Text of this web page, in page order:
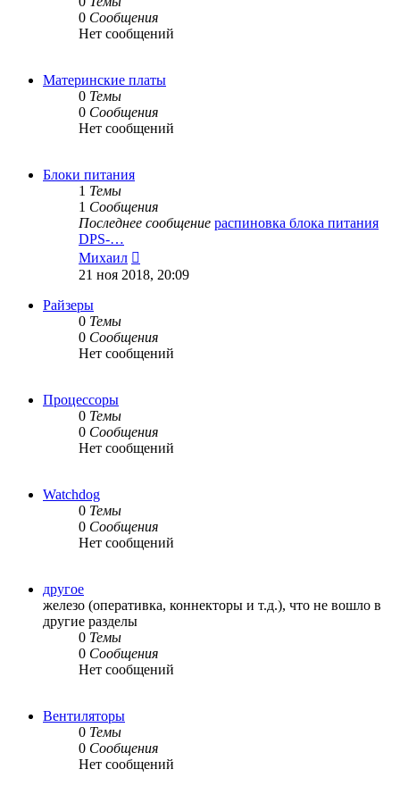
0 Сообщения
Нет сообщений
Материнские платы
0 Темы
0 Сообщения
Нет сообщений
Блоки питания
1 Темы
1 Сообщения
Последнее сообщение распиновка блока питания
DPS-…
Михаил
к
21 ноя 2018, 20:09
Райзеры
0 Темы
0 Сообщения
Нет сообщений
Процессоры
0 Темы
0 Сообщения
Нет сообщений
Watchdog
0 Темы
0 Сообщения
Нет сообщений
другое
железо (оперативка, коннекторы и т.д.), что не вошло в
другие разделы
0 Темы
0 Сообщения
Нет сообщений
Вентиляторы
0 Темы
0 Сообщения
Нет сообщений